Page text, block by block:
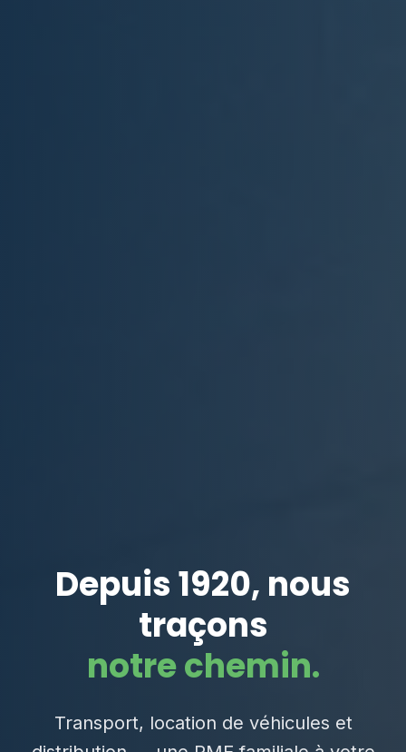
Depuis 1920, nous
traçons
notre chemin.
Transport, location de véhicules et